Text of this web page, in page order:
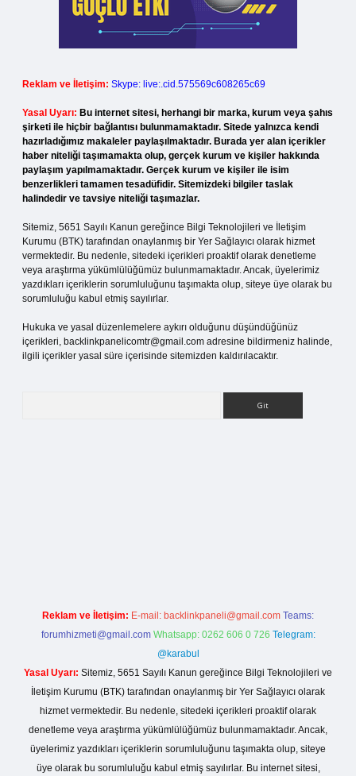
Reklam ve İletişim: Skype: live:.cid.575569c608265c69
Yasal Uyarı: Bu internet sitesi, herhangi bir marka, kurum veya şahıs
şirketi ile hiçbir bağlantısı bulunmamaktadır. Sitede yalnızca kendi
hazırladığımız makaleler paylaşılmaktadır. Burada yer alan içerikler
haber niteliği taşımamakta olup, gerçek kurum ve kişiler hakkında
paylaşım yapılmamaktadır. Gerçek kurum ve kişiler ile isim
benzerlikleri tamamen tesadüfidir. Sitemizdeki bilgiler taslak
halindedir ve tavsiye niteliği taşımazlar.
Sitemiz, 5651 Sayılı Kanun gereğince Bilgi Teknolojileri ve İletişim
Kurumu (BTK) tarafından onaylanmış bir Yer Sağlayıcı olarak hizmet
vermektedir. Bu nedenle, sitedeki içerikleri proaktif olarak denetleme
veya araştırma yükümlülüğümüz bulunmamaktadır. Ancak, üyelerimiz
yazdıkları içeriklerin sorumluluğunu taşımakta olup, siteye üye olarak bu
sorumluluğu kabul etmiş sayılırlar.
Hukuka ve yasal düzenlemelere aykırı olduğunu düşündüğünüz
içerikleri, backlinkpanelicomtr@gmail.com adresine bildirmeniz halinde,
ilgili içerikler yasal süre içerisinde sitemizden kaldırılacaktır.
Reklam ve İletişim: E-mail: backlinkpaneli@gmail.com Teams:
forumhizmeti@gmail.com Whatsapp: 0262 606 0 726 Telegram:
@karabul
Yasal Uyarı: Sitemiz, 5651 Sayılı Kanun gereğince Bilgi Teknolojileri ve
İletişim Kurumu (BTK) tarafından onaylanmış bir Yer Sağlayıcı olarak
hizmet vermektedir. Bu nedenle, sitedeki içerikleri proaktif olarak
denetleme veya araştırma yükümlülüğümüz bulunmamaktadır. Ancak,
üyelerimiz yazdıkları içeriklerin sorumluluğunu taşımakta olup, siteye
üye olarak bu sorumluluğu kabul etmiş sayılırlar. Bu internet sitesi,